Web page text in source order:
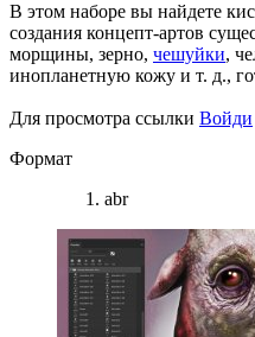
В этом наборе вы найдете
создания концепт-артов
морщины, зерно, чешуйки,
инопланетную кожу и т. д.,
Для просмотра ссылки Войди
Формат
abr